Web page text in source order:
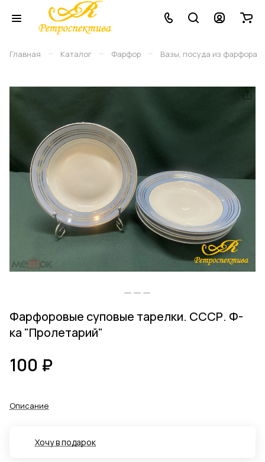
Главная – Каталог – Фарфор – Вазы, посуда из фарфора
Фарфоровые суповые тарелки. СССР. Ф-
ка "Пролетарий"
100 ₽
Описание
Хочу в подарок